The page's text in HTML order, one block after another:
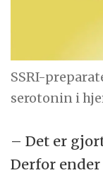
SSRI-
serotonin i
– Det er
Derfor